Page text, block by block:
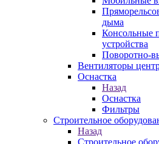
дыма
Консольные
устройства
Поворотно-
Вентиляторы
Оснастка
Назад
Оснастка
Фильтры
Строительное
Назад
Строительное